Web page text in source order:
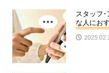
スタッフ
な人にお